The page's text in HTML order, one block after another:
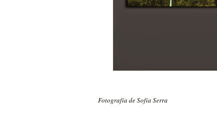
Fotografía de Sofía Serra